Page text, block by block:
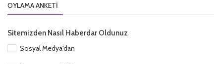
OYLAMA ANKETI
Sitemizden Nasıl Haberdar Oldunuz
Sosyal Medya'dan